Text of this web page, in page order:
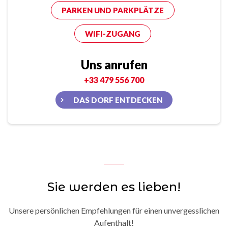
PARKEN UND PARKPLÄTZE
WIFI-ZUGANG
Uns anrufen
+33 479 556 700
DAS DORF ENTDECKEN
Sie werden es lieben!
Unsere persönlichen Empfehlungen für einen unvergesslichen
Aufenthalt!